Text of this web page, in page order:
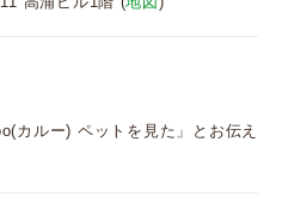
カルー) ペットを見た」とお伝え